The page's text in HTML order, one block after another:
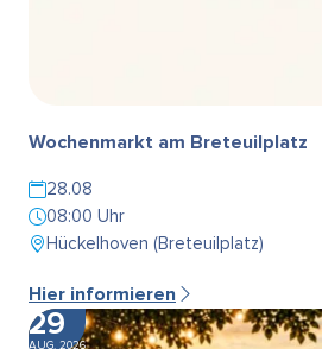
Wochenmarkt am Breteuilplatz
28.08
08:00 Uhr
Hückelhoven (Breteuilplatz)
Hier informieren
29
AUG. 2026